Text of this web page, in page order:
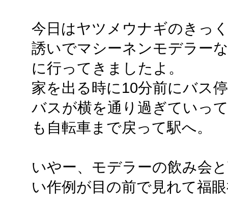
今日はヤツメウナギのきっ
誘いでマシーネンモデラー
に行ってきましたよ。
家を出る時に10分前にバス
バスが横を通り過ぎていっ
も自転車まで戻って駅へ。
いやー、モデラーの飲み会
い作例が目の前で見れて福